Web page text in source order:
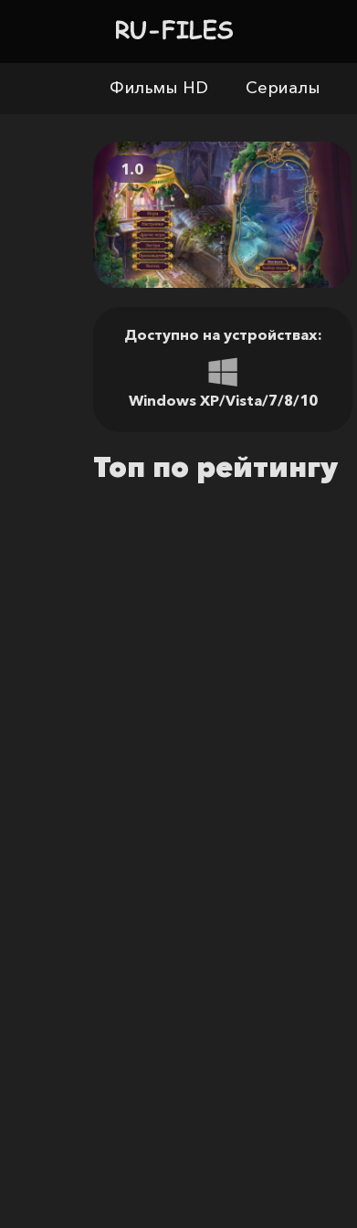
Фильмы HD Сериалы
1.0
Доступно на устройствах:
Windows XP/Vista/7/8/10
Топ по рейтингу